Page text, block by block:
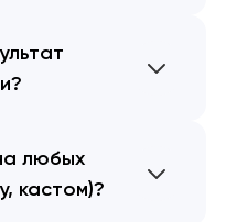
любых
кастом)?